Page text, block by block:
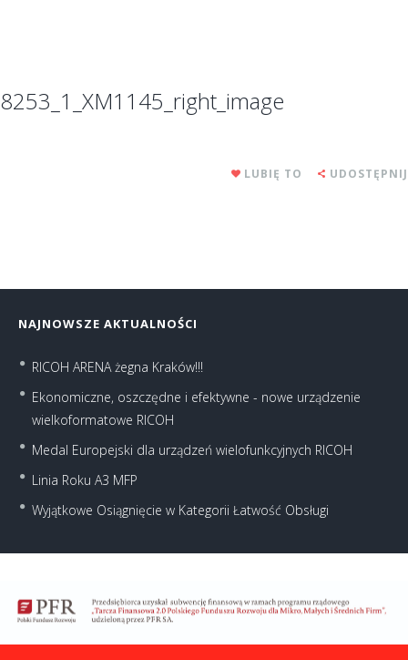
8253_1_XM1145_right_image
LUBIĘ TO UDOSTĘPNIJ
NAJNOWSZE AKTUALNOŚCI
RICOH ARENA żegna Kraków!!!
Ekonomiczne, oszczędne i efektywne - nowe urządzenie
wielkoformatowe RICOH
Medal Europejski dla urządzeń wielofunkcyjnych RICOH
Linia Roku A3 MFP
Wyjątkowe Osiągnięcie w Kategorii Łatwość Obsługi